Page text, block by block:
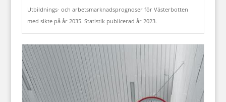
Utbildnings- och arbetsmarknadsprognoser för Västerbotten
med sikte på år 2035. Statistik publicerad år 2023.